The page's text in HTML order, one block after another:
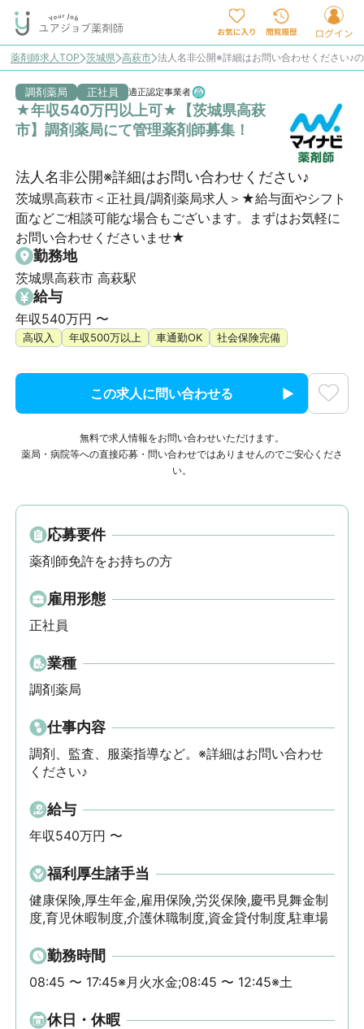
薬剤師求人TOP 茨城県 高萩市 法人名非公開※詳細はお問い合わせください♪
調剤薬局 正社員 適正認定事業者
★年収540万円以上可★【茨城県高萩
市】調剤薬局にて管理薬剤師募集！
法人名非公開※詳細はお問い合わせください♪
茨城県高萩市＜正社員/調剤薬局求人＞★給与面やシフト
面などご相談可能な場合もございます。まずはお気軽に
お問い合わせくださいませ★
勤務地
茨城県高萩市 高萩駅
給与
年収540万円 〜
高収入 年収500万以上 車通勤OK 社会保険完備
この求人に問い合わせる
無料で求人情報をお問い合わせいただけます。
薬局・病院等への直接応募・問い合わせではありませんのでご安心くださ
い。
応募要件
薬剤師免許をお持ちの方
雇用形態
正社員
業種
調剤薬局
仕事内容
調剤、監査、服薬指導など。※詳細はお問い合わせ
ください♪
給与
年収540万円 〜
福利厚生諸手当
健康保険,厚生年金,雇用保険,労災保険,慶弔見舞金制
度,育児休暇制度,介護休職制度,資金貸付制度,駐車場
勤務時間
08:45 〜 17:45※月火水金;08:45 〜 12:45※土
休日・休暇